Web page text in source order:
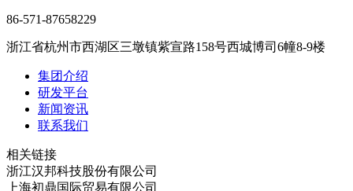
86-571-87658229
浙江省杭州市西湖区三墩镇紫宣路158号西城博司6幢8-9楼
集团介绍
研发平台
新闻资讯
联系我们
相关链接
浙江汉邦科技股份有限公司
上海初鼎国际贸易有限公司